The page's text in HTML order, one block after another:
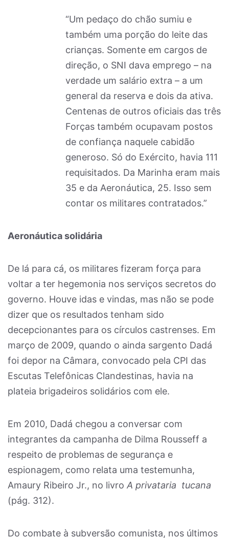
“Um pedaço do chão sumiu e
também uma porção do leite das
crianças. Somente em cargos de
direção, o SNI dava emprego – na
verdade um salário extra – a um
general da reserva e dois da ativa.
Centenas de outros oficiais das três
Forças também ocupavam postos
de confiança naquele cabidão
generoso. Só do Exército, havia 111
requisitados. Da Marinha eram mais
35 e da Aeronáutica, 25. Isso sem
contar os militares contratados.”
Aeronáutica solidária
De lá para cá, os militares fizeram força para
voltar a ter hegemonia nos serviços secretos do
governo. Houve idas e vindas, mas não se pode
dizer que os resultados tenham sido
decepcionantes para os círculos castrenses. Em
março de 2009, quando o ainda sargento Dadá
foi depor na Câmara, convocado pela CPI das
Escutas Telefônicas Clandestinas, havia na
plateia brigadeiros solidários com ele.
Em 2010, Dadá chegou a conversar com
integrantes da campanha de Dilma Rousseff a
respeito de problemas de segurança e
espionagem, como relata uma testemunha,
Amaury Ribeiro Jr., no livro A privataria tucana
(pág. 312).
Do combate à subversão comunista, nos últimos